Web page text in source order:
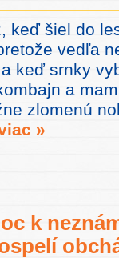
keď šiel do
vedľa
keď srnky
a
zlomenú
»
k